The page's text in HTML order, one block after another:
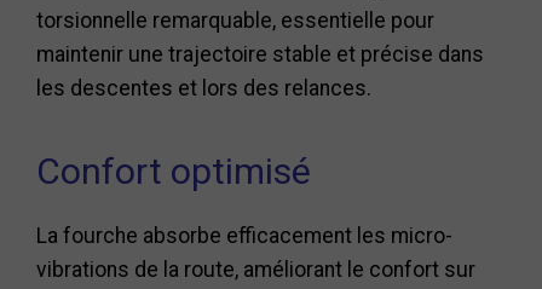
torsionnelle remarquable, essentielle pour
maintenir une trajectoire stable et précise dans
les descentes et lors des relances.
Confort optimisé
La fourche absorbe efficacement les micro-
vibrations de la route, améliorant le confort sur